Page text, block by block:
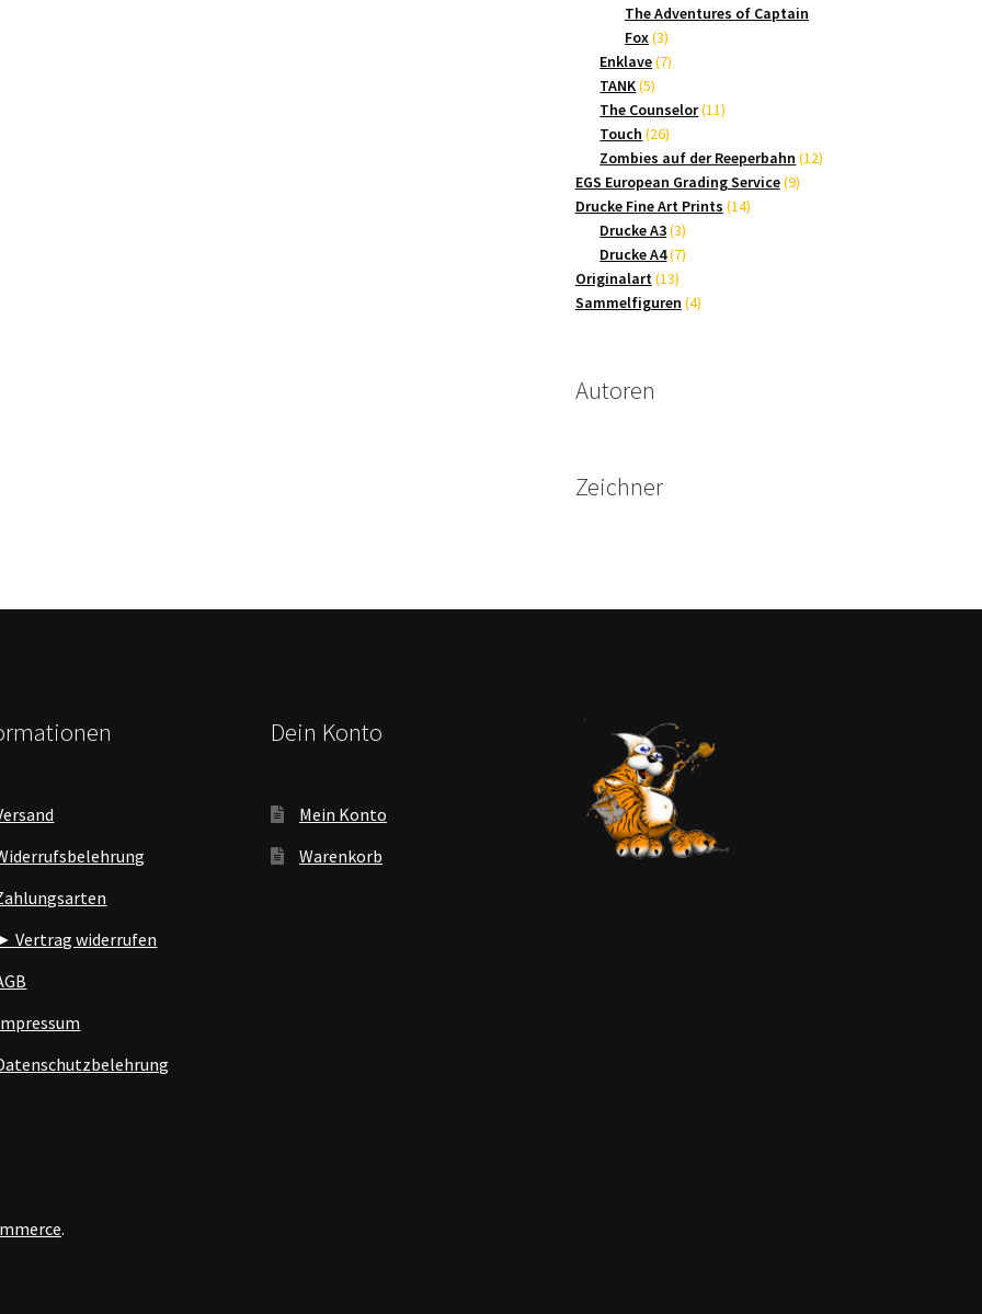
Produkte
The Adventures of Captain
Fox 33
Produkte
Enklave 77
TANK 55
Produkte
The Counselor 1111
Touch 2626
Produkte
Zombies auf der Reeperbahn 1212
EGS European Grading Service 99
Drucke Fine Art Prints 1414
Drucke A3 33
Produkte
Drucke A4 77
Originalart 1313
Produkte
Sammelfiguren 44
Autoren
Zeichner
Vertrag widerrufen
Dein Konto
Mein Konto
Warenkorb
.